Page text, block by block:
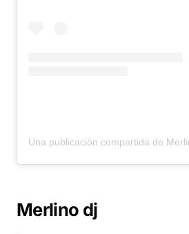
Una publicación compartida de
Merlino dj